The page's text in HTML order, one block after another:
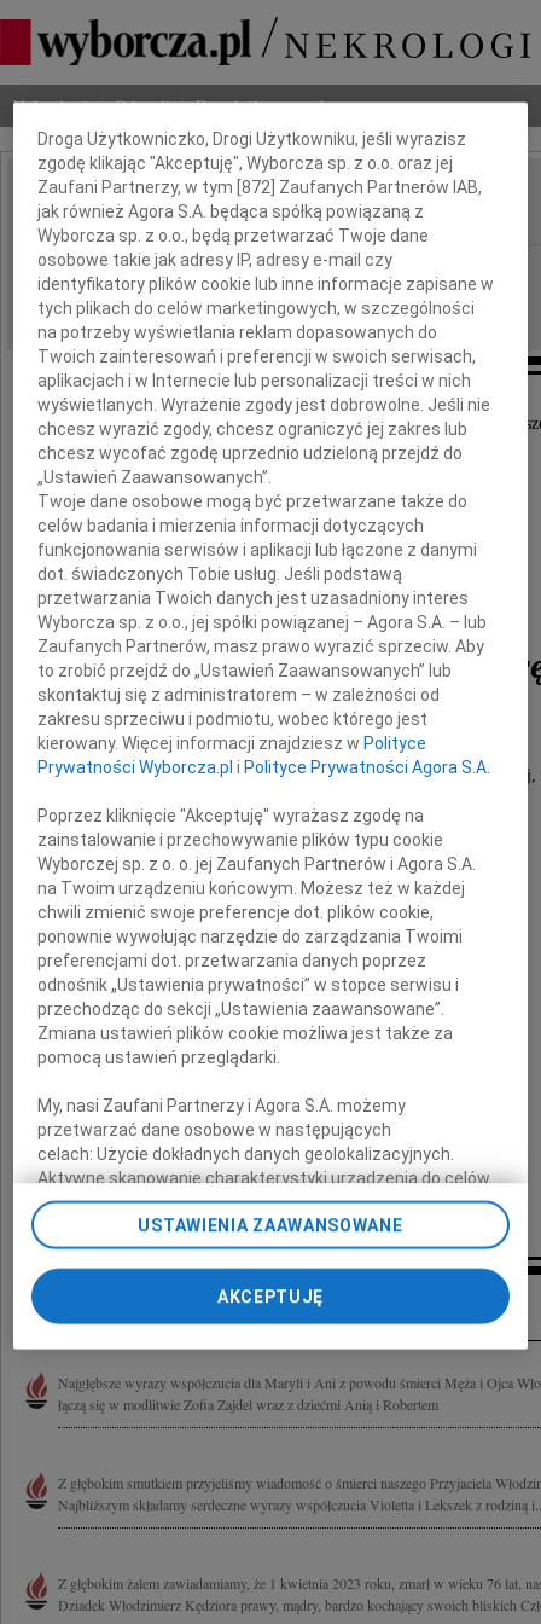
Nekrologi Odeszli Poradnik pogrzebowy
IMIĘ I NAZWISKO: Włodzimierz Kędziora
REGION: Łódź
DATA EMISJI: 06.04.2023
"Nie umiera ten, kto trwa w sercach i pamięci
Z głębokim żalem i smutkiem żegnamy
Włodzimierza
wieloletniego Członka Zarządu i Dyrektora
łódzkich elektrociepłowni i sieci ciepłowniczej,
eksperta branży energetycznej,
Przyjaciela, Kolegę, Mentora i Nauczyciela.
Rodzinie i Najbliższym
składamy najgłębsze wyrazy współczucia
Zarząd i Pracownicy Veolia Energia Łódź
Inne kondolencje
Najgłębsze wyrazy współczucia dla Maryli i Ani z powodu śmierci Męża i Ojca
łączą się w modlitwie Zofia Zajdel wraz z dziećmi Anią i Robertem
Z głębokim smutkiem przyjeliśmy wiadomość o śmierci naszego Przyjaciela
Najbliższym składamy serdeczne wyrazy współczucia Violetta i Lekszek z rodziną
Z głębokim żalem zawiadamiamy, że 1 kwietnia 2023 roku, zmarł w wieku 76 lat,
Dziadek Włodzimierz Kędziora prawy, mądry, bardzo kochający swoich bliskich
Dbamy o Twoją prywatność
Droga Użytkowniczko, Drogi Użytkowniku, jeśli wyrazisz
zgodę klikając "Akceptuję", Wyborcza sp. z o.o. oraz jej
Zaufani Partnerzy, w tym [872] Zaufanych Partnerów IAB,
jak również Agora S.A. będąca spółką powiązaną z
Wyborcza sp. z o.o., będą przetwarzać Twoje dane
osobowe takie jak adresy IP, adresy e-mail czy
identyfikatory plików cookie lub inne informacje zapisane w
tych plikach do celów marketingowych, w szczególności
na potrzeby wyświetlania reklam dopasowanych do
Twoich zainteresowań i preferencji w swoich serwisach,
aplikacjach i w Internecie lub personalizacji treści w nich
wyświetlanych. Wyrażenie zgody jest dobrowolne. Jeśli nie
chcesz wyrazić zgody, chcesz ograniczyć jej zakres lub
chcesz wycofać zgodę uprzednio udzieloną przejdź do
„Ustawień Zaawansowanych”.
Twoje dane osobowe mogą być przetwarzane także do
celów badania i mierzenia informacji dotyczących
funkcjonowania serwisów i aplikacji lub łączone z danymi
dot. świadczonych Tobie usług. Jeśli podstawą
przetwarzania Twoich danych jest uzasadniony interes
Wyborcza sp. z o.o., jej spółki powiązanej – Agora S.A. – lub
Zaufanych Partnerów, masz prawo wyrazić sprzeciw. Aby
to zrobić przejdź do „Ustawień Zaawansowanych” lub
skontaktuj się z administratorem – w zależności od
zakresu sprzeciwu i podmiotu, wobec którego jest
kierowany. Więcej informacji znajdziesz wPolityce
Prywatności Wyborcza.pl iPolityce Prywatności Agora S.A.
Poprzez kliknięcie "Akceptuję" wyrażasz zgodę na
zainstalowanie i przechowywanie plików typu cookie
Wyborczej sp. z o. o. jej Zaufanych Partnerów i Agora S.A.
na Twoim urządzeniu końcowym. Możesz też w każdej
chwili zmienić swoje preferencje dot. plików cookie,
ponownie wywołując narzędzie do zarządzania Twoimi
preferencjami dot. przetwarzania danych poprzez
odnośnik „Ustawienia prywatności” w stopce serwisu i
przechodząc do sekcji „Ustawienia zaawansowane”.
Zmiana ustawień plików cookie możliwa jest także za
pomocą ustawień przeglądarki.
My, nasi Zaufani Partnerzy i Agora S.A. możemy
przetwarzać dane osobowe w następujących
celach:Użycie dokładnych danych geolokalizacyjnych.
Aktywne skanowanie charakterystyki urządzenia do celów
identyfikacji. Przechowywanie informacji na urządzeniu lub
dostęp do nich. Spersonalizowane reklamy i treści, pomiar
reklam i treści, badnie odbiorców i ulepszanie usług.
Lista Zaufanych Partnerów
USTAWIENIA ZAAWANSOWANE
AKCEPTUJĘ